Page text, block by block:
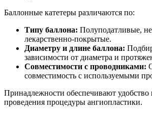
Баллонные катетеры различаются по:
Типу баллона: Полуподатливые,
лекарственно-покрытые.
Диаметру и длине баллона:
зависимости от диаметра и
Совместимости с проводниками:
совместимость с используемыми
Принадлежности обеспечивают удобство
проведения процедуры ангиопластики.